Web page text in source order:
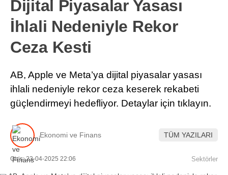
EKONOMI
FINANS
BORSA
KRIPTO
SEKTÖRLER
OTOMOBIL
Dijital Piyasalar Yasası
İhlali Nedeniyle Rekor
Ceza Kesti
AB, Apple ve Meta’ya dijital piyasalar yasası
ihlali nedeniyle rekor ceza keserek rekabeti
güçlendirmeyi hedefliyor. Detaylar için tıklayın.
Ekonomi ve Finans TÜM YAZILARI
Giriş: 23-04-2025 22:06 Sektörler